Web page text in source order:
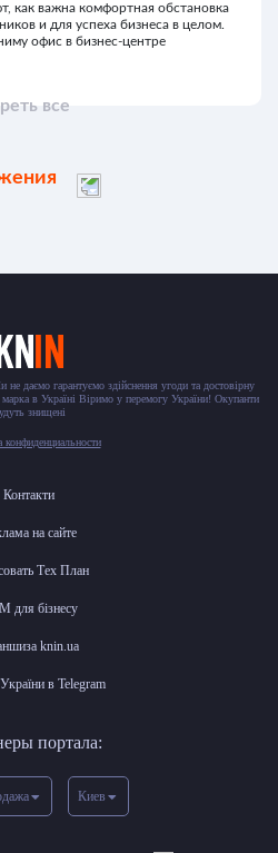
все
как важна комфортная обстановка
и для успеха бизнеса в целом.
офис в бизнес-центре
не даємо гарантуємо здійснення угоди та достовірну
в Україні Віримо у перемогу України! Окупанти
знищені
конфиденциальности
Контакти
на сайте
Тех План
для бізнесу
knin.ua
в Telegram
портала:
Киев